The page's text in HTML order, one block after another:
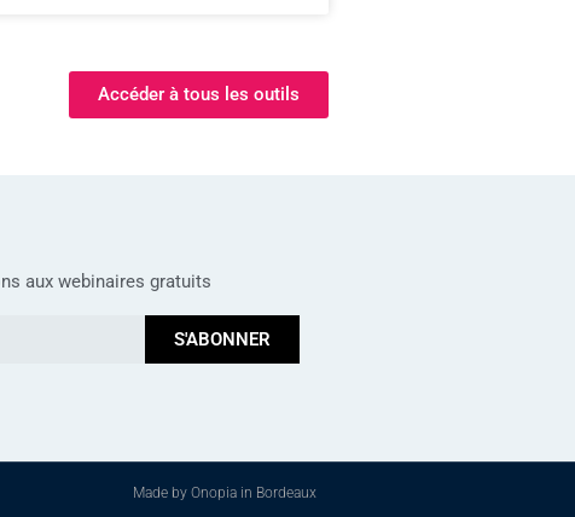
Accéder à tous les outils
aux webinaires gratuits
S'ABONNER
Made by Onopia in Bordeaux